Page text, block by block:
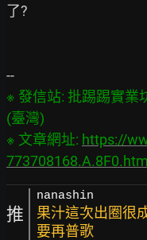
了?
※ 發信站: 批踢踢實業
(臺灣)
※ 文章網址: https://
773708168.A.8F0.html
推
nanashin
果汁這次出圈很
要再普歌